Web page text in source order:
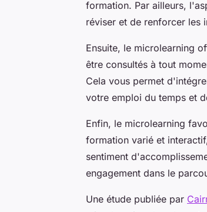
formation. Par ailleurs,
réviser et de renforcer les
Ensuite, le microlearning
être consultés à tout
Cela vous permet
votre emploi du temps et
Enfin, le microlearning
formation varié et
sentiment
engagement dans le
Une étude publiée par